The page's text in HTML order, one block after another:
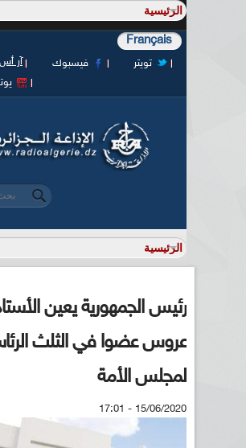
Français
آر فيسبوك
تويتر
‏بحث ‏
رئيس الجمهورية يعين
عروس عضوا في الثلث
لمجلس الأمة
15/06/2020 - 17:01